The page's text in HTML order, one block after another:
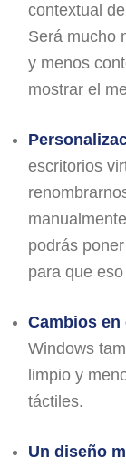
contextual
Será mucho
y menos
mostrar el
escritorios
podrás
para que
Cambios
Windows
limpio y
táctiles.
Un diseño